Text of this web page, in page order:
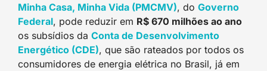
Minha Casa, Minha Vida (PMCMV), do Governo
Federal, pode reduzir em R$ 670 milhões ao ano
os subsídios da Conta de Desenvolvimento
Energético (CDE), que são rateados por todos os
consumidores de energia elétrica no Brasil, já em